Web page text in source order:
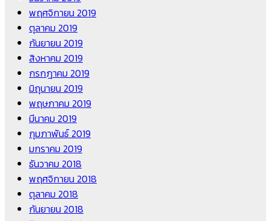
พฤศจิกายน 2019
ตุลาคม 2019
กันยายน 2019
สิงหาคม 2019
กรกฎาคม 2019
มิถุนายน 2019
พฤษภาคม 2019
มีนาคม 2019
กุมภาพันธ์ 2019
มกราคม 2019
ธันวาคม 2018
พฤศจิกายน 2018
ตุลาคม 2018
กันยายน 2018